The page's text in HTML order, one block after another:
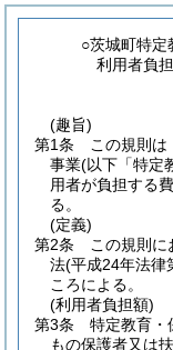
○茨城町特定
利用者負
(趣旨)
第1条
この規則
事業(以下「特定
用者が負担する
る。
(定義)
第2条
この規則
法(平成24年法律
ころによる。
(利用者負担額)
第3条
特定教育・
もの保護者又は